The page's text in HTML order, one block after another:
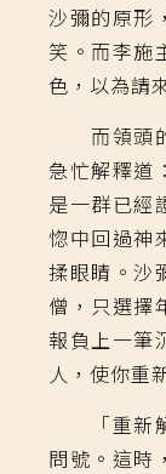
沙彌的原形
笑。而李施
色，以為請
而領頭的
急忙解釋道
是一群已經
惚中回過神
揉眼睛。沙
僧，只選擇
報負上一筆
人，使你重
「重新解
問號。這時